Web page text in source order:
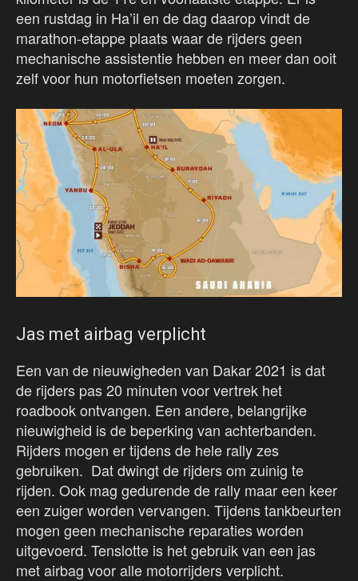
een rustdag in Ha’il en de dag daarop vindt de
marathon-etappe plaats waar de rijders geen
mechanische assistentie hebben en meer dan ooit
zelf voor hun motorfietsen moeten zorgen.
Jas met airbag verplicht
Een van de nieuwigheden van Dakar 2021 is dat
de rijders pas 20 minuten voor vertrek het
roadbook ontvangen. Een andere, belangrijke
nieuwigheid is de beperking van achterbanden.
Rijders mogen er tijdens de hele rally zes
gebruiken. Dat dwingt de rijders om zuinig te
rijden. Ook mag gedurende de rally maar een keer
een zuiger worden vervangen. Tijdens tankbeurten
mogen geen mechanische reparaties worden
uitgevoerd. Tenslotte is het gebruik van een jas
met airbag voor alle motorrijders verplicht.